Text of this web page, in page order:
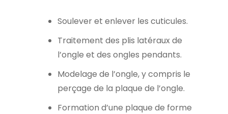
Soulever et enlever les cuticules.
Traitement des plis latéraux de
l’ongle et des ongles pendants.
Modelage de l’ongle, y compris le
perçage de la plaque de l’ongle.
Formation d’une plaque de forme